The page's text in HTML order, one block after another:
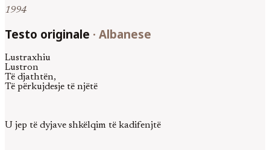
1994
Testo originale · Albanese
Lustraxhiu
Lustron
Të djathtën,
Të përkujdesje të njëtë
U jep të dyjave shkëlqim të kadifenjtë